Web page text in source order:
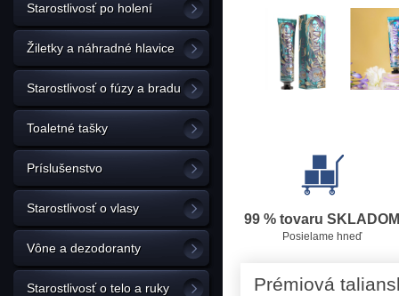
Starostlivosť po holení
Žiletky a náhradné hlavice
Starostlivosť o fúzy a bradu
Toaletné tašky
Príslušenstvo
Starostlivosť o vlasy
Vône a dezodoranty
Starostlivosť o telo a ruky
99 % tovaru SKLADOM
Posielame hneď
Prémiová